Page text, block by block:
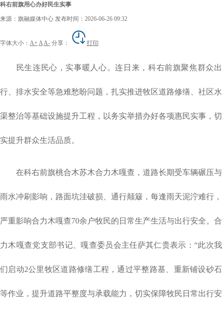
科右前旗用心办好民生实事
来源：旗融媒体中心 发布时间：2026-06-26 09:32
字体大小： A+ AA- 分享： 打印
民生连民心，实事暖人心。连日来，科右前旗聚焦群众出
行、排水安全等急难愁盼问题，扎实推进牧区道路修缮、社区水
渠整治等基础设施提升工程，以务实举措办好各项惠民实事，切
实提升群众生活品质。
在科右前旗桃合木苏木合力木嘎查，道路长期受车辆碾压与
雨水冲刷影响，路面坑洼破损、通行颠簸，每逢雨天泥泞难行，
严重影响合力木嘎查70余户牧民的日常生产生活与出行安全。合
力木嘎查党支部书记、嘎查委员会主任萨其仁贵表示：“此次我
们启动2公里牧区道路修缮工程，通过平整路基、重新铺设砂石
等作业，提升道路平整度与承载能力，切实保障牧民日常出行安